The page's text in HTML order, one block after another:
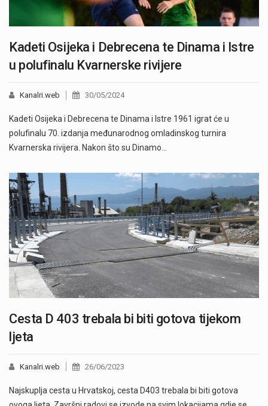
Kadeti Osijeka i Debrecena te Dinama i Istre
u polufinalu Kvarnerske rivijere
Kanalri.web 30/05/2024
Kadeti Osijeka i Debrecena te Dinama i Istre 1961 igrat će u
polufinalu 70. izdanja međunarodnog omladinskog turnira
Kvarnerska rivijera. Nakon što su Dinamo…
Cesta D 403 trebala bi biti gotova tijekom
ljeta
Kanalri.web 26/06/2023
Najskuplja cesta u Hrvatskoj, cesta D403 trebala bi biti gotova